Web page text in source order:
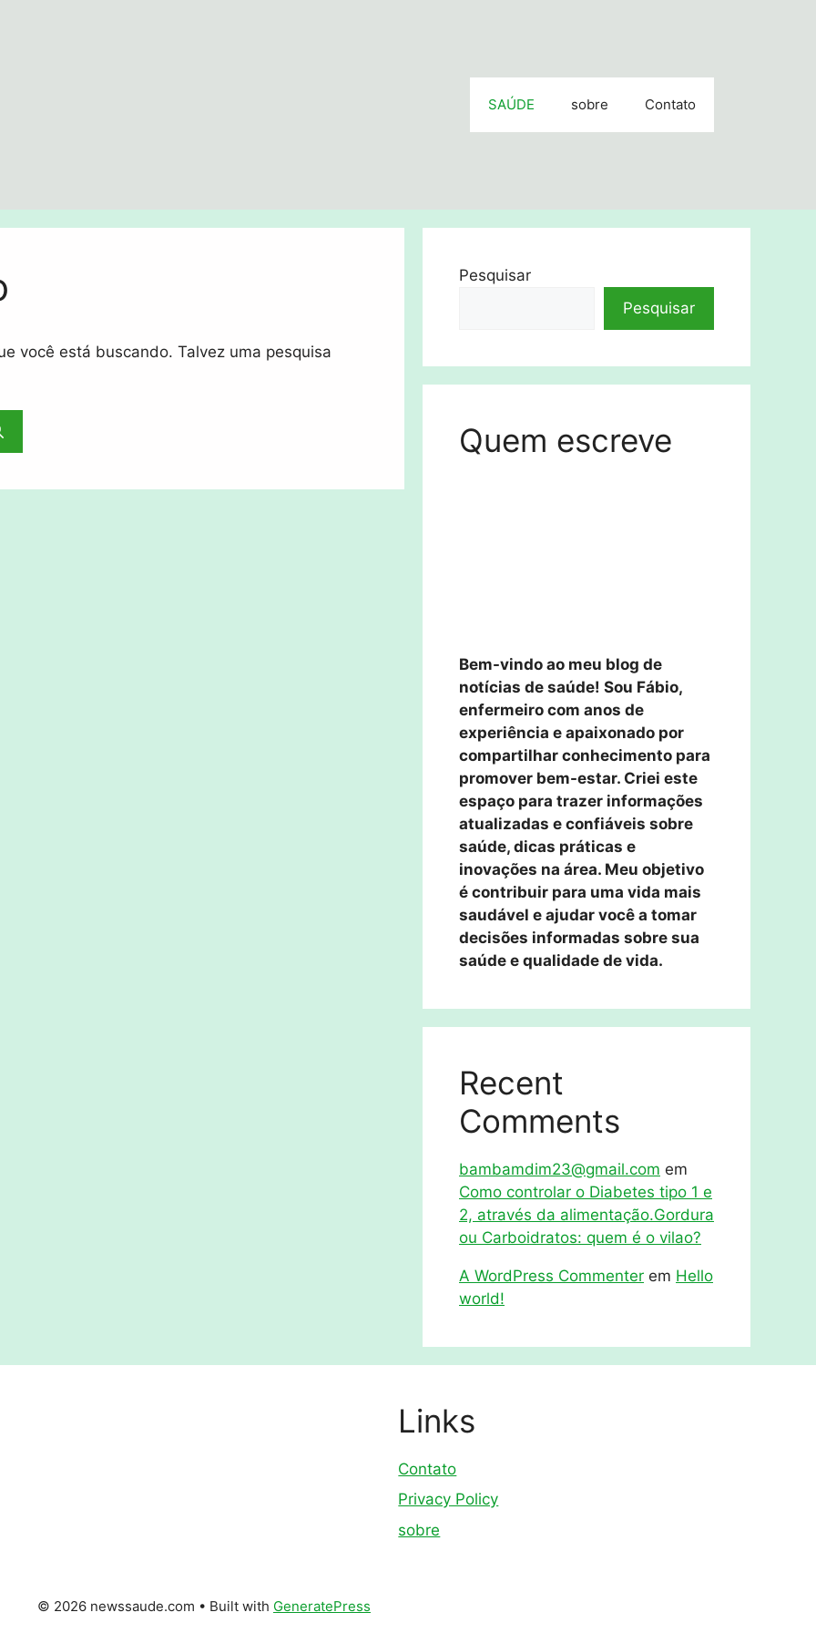
SAÚDE sobre Contato
você está buscando. Talvez uma pesquisa
Pesquisar
Pesquisar
Quem escreve
Bem-vindo ao meu blog de
notícias de saúde! Sou Fábio,
enfermeiro com anos de
experiência e apaixonado por
compartilhar conhecimento para
promover bem-estar. Criei este
espaço para trazer informações
atualizadas e confiáveis sobre
saúde, dicas práticas e
inovações na área. Meu objetivo
é contribuir para uma vida mais
saudável e ajudar você a tomar
decisões informadas sobre sua
saúde e qualidade de vida.
Recent
Comments
bambamdim23@gmail.com em
Como controlar o Diabetes tipo 1 e
2, através da alimentação.Gordura
ou Carboidratos: quem é o vilao?
A WordPress Commenter em Hello
world!
Links
Contato
Privacy Policy
sobre
© 2026 newssaude.com • Built with GeneratePress